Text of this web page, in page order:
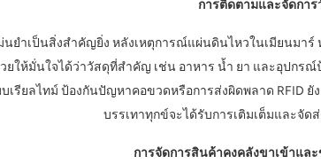
การติดตามและจัดการ
ยำเป็นสิ่งสำคัญยิ่ง หลังเหตุการณ์แผ่นดินไหวในเมียนมา
ยให้มั่นใจได้ว่าวัสดุที่สำคัญ เช่น อาหาร น้ำ ยา และอุปก
รียลไทม์ ป้องกันปัญหาคอขวดหรือการส่งผิดพลาด RFID
บรรเทาทุกข์จะได้รับการเติมเต็มและจัด
การจัดการสินค้าคงคลังขาเข้าและ